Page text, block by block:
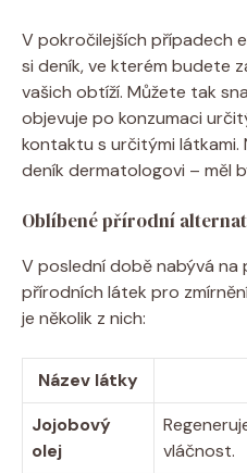
V pokročilejších případech
si deník, ve kterém budete‍
vašich obtíží. Můžete tak
objevuje po konzumaci
kontaktu s určitými
deník dermatologovi – měl
Oblíbené⁢ přírodní
V ​poslední době nabývá ‍na
přírodních‌ látek pro
je několik z nich:
Název látky
Jojobový
⁤olej
vláčnost.